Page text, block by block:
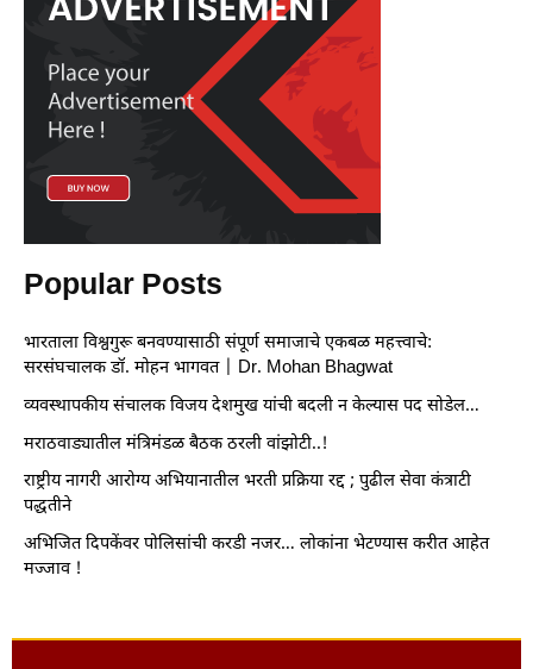
Popular Posts
भारताला विश्वगुरू बनवण्यासाठी संपूर्ण समाजाचे एकबळ महत्त्वाचे:
सरसंघचालक डॉ. मोहन भागवत | Dr. Mohan Bhagwat
व्यवस्थापकीय संचालक विजय देशमुख यांची बदली न केल्यास पद सोडेल…
मराठवाड्यातील मंत्रिमंडळ बैठक ठरली वांझोटी..!
राष्ट्रीय नागरी आरोग्य अभियानातील भरती प्रक्रिया रद्द ; पुढील सेवा कंत्राटी
पद्धतीने
अभिजित दिपकेंवर पोलिसांची करडी नजर… लोकांना भेटण्यास करीत आहेत
मज्जाव !